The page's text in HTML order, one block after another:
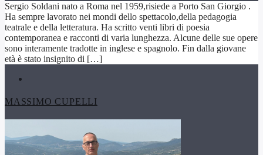
Sergio Soldani nato a Roma nel 1959,risiede a Porto San Giorgio .
Ha sempre lavorato nei mondi dello spettacolo,della pedagogia
teatrale e della letteratura. Ha scritto venti libri di poesia
contemporanea e racconti di varia lunghezza. Alcune delle sue opere
sono interamente tradotte in inglese e spagnolo. Fin dalla giovane
età è stato insignito di […]
MASSIMO CUPELLI